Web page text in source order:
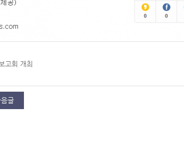
고회 개최
음글